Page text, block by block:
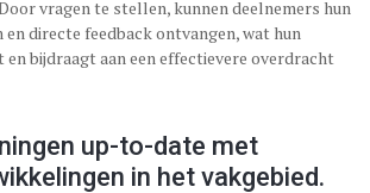
vragen te stellen, kunnen deelnemers hun
directe feedback ontvangen, wat hun
bijdraagt aan een effectievere overdracht
up-to-date met
in het vakgebied.